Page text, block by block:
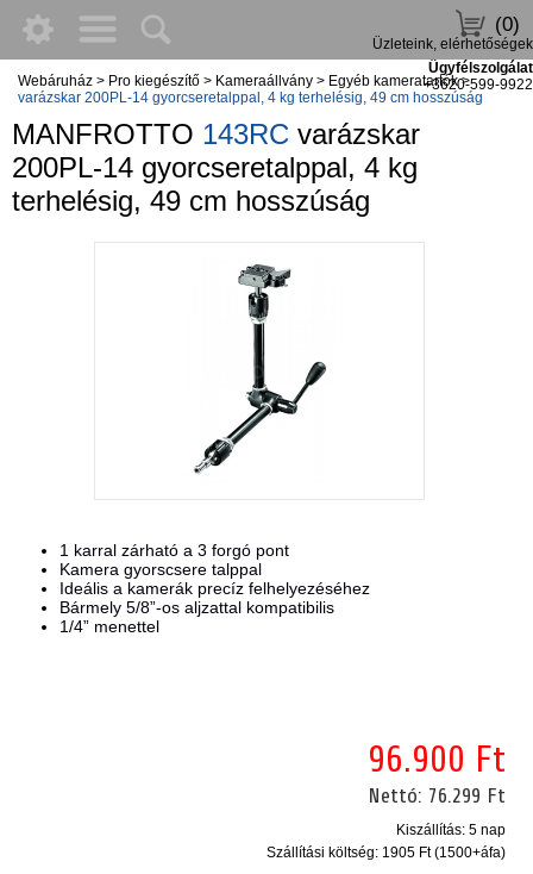
(0)
Üzleteink, elérhetőségek
Ügyfélszolgálat
+3620-599-9922
Webáruház > Pro kiegészítő > Kameraállvány > Egyéb kameratartók>
varázskar 200PL-14 gyorcseretalppal, 4 kg terhelésig, 49 cm hosszúság
MANFROTTO 143RC varázskar
200PL-14 gyorcseretalppal, 4 kg
terhelésig, 49 cm hosszúság
1 karral zárható a 3 forgó pont
Kamera gyorscsere talppal
Ideális a kamerák precíz felhelyezéséhez
Bármely 5/8”-os aljzattal kompatibilis
1/4” menettel
96.900 Ft
Nettó: 76.299 Ft
Kiszállítás: 5 nap
Szállítási költség: 1905 Ft (1500+áfa)